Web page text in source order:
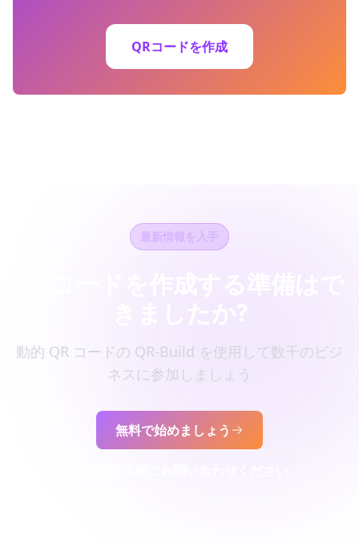
QRコードを作成
最新情報を入手
動的 QR コードの QR-Build を使用して数千のビジ
ネスに参加しましょう
無料で始めましょう